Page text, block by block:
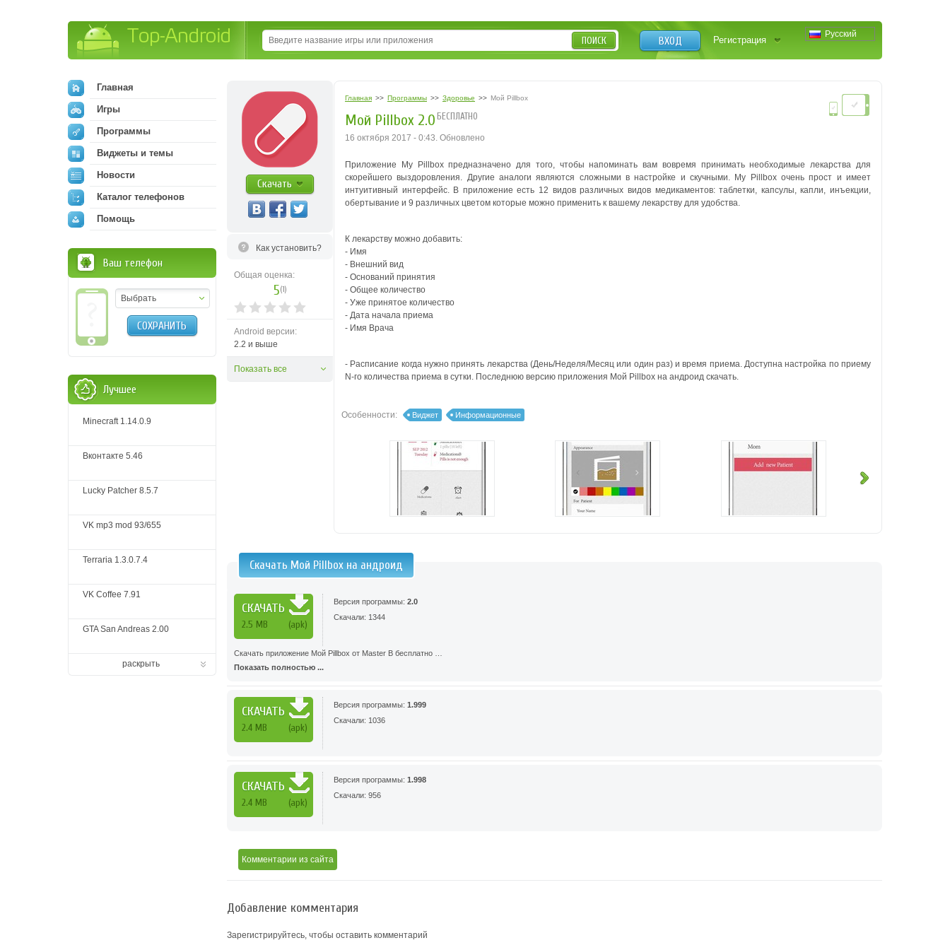
Русский
ВХОД Регистрация
ПОИСК
Скачать
Как установить?
Общая оценка:
5(1)
Android версии:
2.2 и выше
Показать все
Главная >> Программы >> Здоровье >> Мой Pillbox
Мой Pillbox 2.0 БЕСПЛАТНО
16 октября 2017 - 0:43. Обновлено
Приложение My Pillbox предназначено для того, чтобы напоминать вам вовремя принимать необходимые лекарства для
скорейшего выздоровления. Другие аналоги являются сложными в настройке и скучными. My Pillbox очень прост и имеет
интуитивный интерфейс. В приложение есть 12 видов различных видов медикаментов: таблетки, капсулы, капли, инъекции,
обертывание и 9 различных цветом которые можно применить к вашему лекарству для удобства.
К лекарству можно добавить:
- Имя
- Внешний вид
- Оснований принятия
- Общее количество
- Уже принятое количество
- Дата начала приема
- Имя Врача
- Расписание когда нужно принять лекарства (День/Неделя/Месяц или один раз) и время приема. Доступна настройка по приему
N-го количества приема в сутки. Последнюю версию приложения Мой Pillbox на андроид скачать.
Особенности: Виджет Информационные
Скачать Мой Pillbox на андроид
СКАЧАТЬ
2.5 MB (apk)
Версия программы: 2.0
Скачали: 1344
Скачать приложение Мой Pillbox от Master B бесплатно …
Показать полностью ...
СКАЧАТЬ
2.4 MB (apk)
Версия программы: 1.999
Скачали: 1036
СКАЧАТЬ
2.4 MB (apk)
Версия программы: 1.998
Скачали: 956
Комментарии из сайта
Добавление комментария
Зарегистрируйтесь, чтобы оставить комментарий
Главная
Игры
Программы
Виджеты и темы
Новости
Каталог телефонов
Помощь
Ваш телефон
Выбрать
СОХРАНИТЬ
Лучшее
Minecraft 1.14.0.9
Вконтакте 5.46
Lucky Patcher 8.5.7
VK mp3 mod 93/655
Terraria 1.3.0.7.4
VK Coffee 7.91
GTA San Andreas 2.00
раскрыть